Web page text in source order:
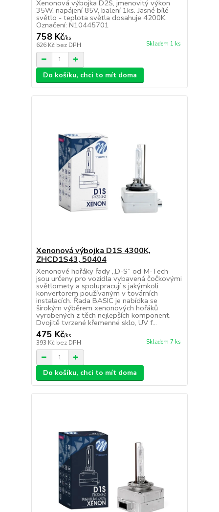
Xenonová výbojka D2S, jmenovitý výkon
35W, napájení 85V, balení 1ks. Jasné bílé
světlo - teplota světla dosahuje 4200K.
Označení: N10445701
758 Kč/ks
626 Kč bez DPH Skladem 1 ks
Do košíku, chci to mít doma
Xenonová výbojka D1S 4300K,
ZHCD1S43, 50404
Xenonové hořáky řady „D-S“ od M-Tech
jsou určeny pro vozidla vybavená čočkovými
světlomety a spolupracují s jakýmkoli
konvertorem používaným v továrních
instalacích. Řada BASIC je nabídka se
širokým výběrem xenonových hořáků
vyrobených z těch nejlepších komponent.
Dvojitě tvrzené křemenné sklo, UV f...
475 Kč/ks
393 Kč bez DPH Skladem 7 ks
Do košíku, chci to mít doma